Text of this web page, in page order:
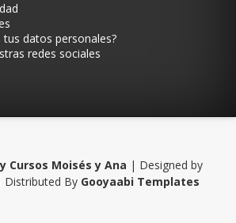
datos personales?
redes sociales
Cursos Moisés y Ana | Designed by
Distributed By Gooyaabi Templates